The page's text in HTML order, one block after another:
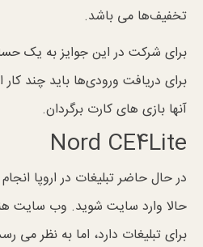
تخفیف‌ها می باشد.
برای دریافت ورودی‌ها باید چند
آنها بازی های کارت‌ برگردان.
Nord CE4Lite
در حال حاضر تبلیغات در اروپا
حالا وارد سایت شوید. وب سایت
برای تبلیغات دارد، اما به نظر می